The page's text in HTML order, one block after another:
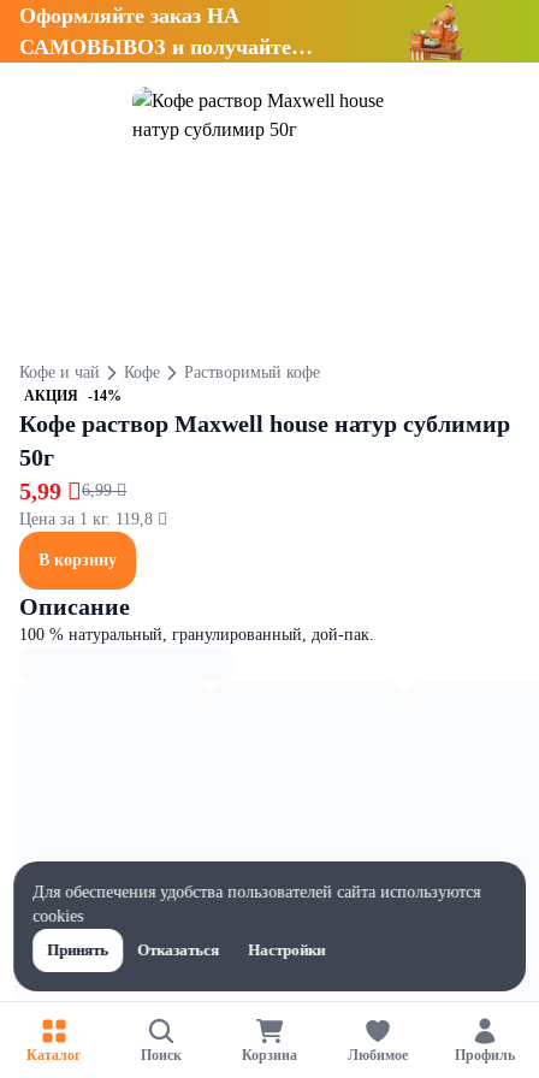
Оформляйте заказ НА
САМОВЫВОЗ и получайте
Кофе и чай Кофе Растворимый кофе
АКЦИЯ -14%
Кофе раствор Maxwell house натур сублимир
50г
5,99 6,99 
Цена за 1 кг. 119,8 
В корзину
Описание
100 % натуральный, гранулированный, дой-пак.
Характеристики
Каталог Поиск Корзина Любимое Профиль
Для обеспечения удобства пользователей сайта используются
cookies
Принять
Отказаться Настройки